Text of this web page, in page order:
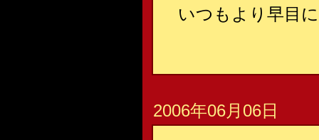
いつもより早目
2006年06月06日